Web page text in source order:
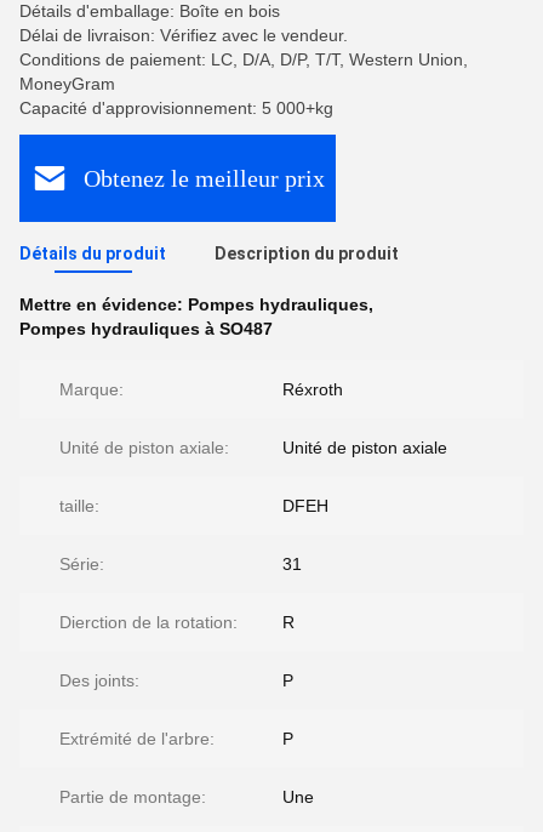
Détails d'emballage: Boîte en bois
Délai de livraison: Vérifiez avec le vendeur.
Conditions de paiement: LC, D/A, D/P, T/T, Western Union,
MoneyGram
Capacité d'approvisionnement: 5 000+kg
Obtenez le meilleur prix
Détails du produit Description du produit
Mettre en évidence: Pompes hydrauliques,
Pompes hydrauliques à SO487
Marque: Réxroth
Unité de piston axiale: Unité de piston axiale
taille: DFEH
Série: 31
Dierction de la rotation: R
Des joints: P
Extrémité de l'arbre: P
Partie de montage: Une